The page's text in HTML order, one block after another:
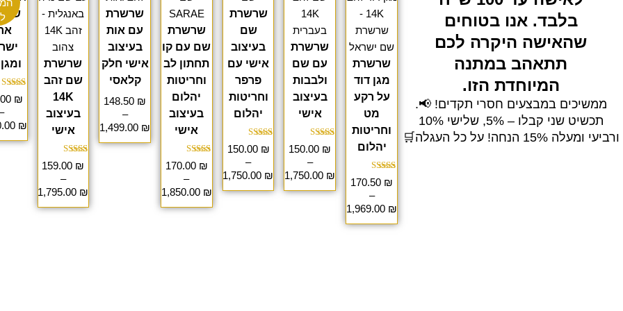
בלבד. אנו בטוחים
שהאישה היקרה לכם
תתאהב במתנה
המיוחדת הזו.
ממשיכים במבצעים חסרי תקדים! 📢.
תכשיט שני קבלו – 5%, שלישי 10%
ורביעי ומעלה 15% הנחה! על כל העגלה🛒
שרשרת
מגן דוד
על רקע
מט
וחריטות
יהלום
דורג
5.00
מתוך 5
170.50 ₪
–
1,969.00 ₪
עד
⁦1,969.00 ₪⁩
שרשרת
עם שם
ולבבות
בעיצוב
אישי
דורג
4.67
מתוך 5
150.00 ₪
–
1,750.00 ₪
עד
⁦1,750.00 ₪⁩
שרשרת
שם
בעיצוב
אישי עם
פרפר
וחריטות
יהלום
דורג
5.00
מתוך 5
150.00 ₪
–
1,750.00 ₪
עד
⁦1,750.00 ₪⁩
שרשרת
שם עם קו
תחתון לב
וחריטות
יהלום
בעיצוב
אישי
דורג
5.00
מתוך 5
170.00 ₪
–
1,850.00 ₪
עד
⁦1,850.00 ₪⁩
שרשרת
עם אות
בעיצוב
אישי חלק
קלאסי
148.50 ₪
–
1,499.00 ₪
⁦148.50 ₪⁩
עד
שרשרת
שם זהב
14K
בעיצוב
אישי
דורג
4.67
מתוך 5
159.00 ₪
–
1,795.00 ₪
⁦159.00 ₪⁩
עד
מתוך
₪
₪
⁦1,880.00 ₪⁩